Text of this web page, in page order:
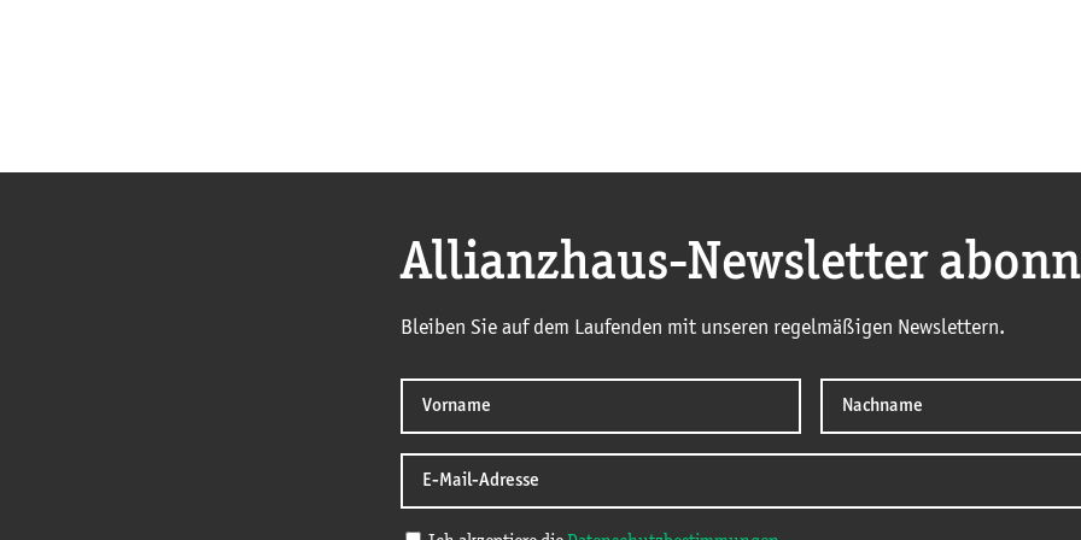
Allianzhaus-Newsletter
Bleiben Sie auf dem Laufenden mit unseren regelmäßigen Newslettern.